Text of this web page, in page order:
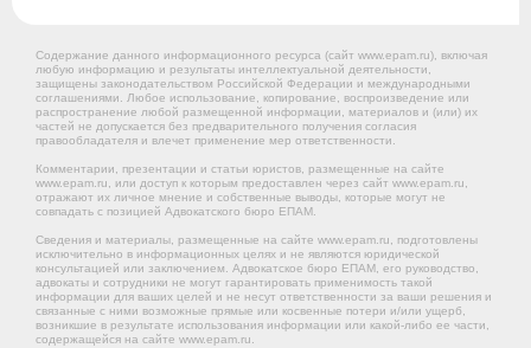
Содержание данного информационного ресурса (сайт www.epam.ru), включая
любую информацию и результаты интеллектуальной деятельности,
защищены законодательством Российской Федерации и международными
соглашениями. Любое использование, копирование, воспроизведение или
распространение любой размещенной информации, материалов и (или) их
частей не допускается без предварительного получения согласия
правообладателя и влечет применение мер ответственности.
Комментарии, презентации и статьи юристов, размещенные на сайте
www.epam.ru, или доступ к которым предоставлен через сайт www.epam.ru,
отражают их личное мнение и собственные выводы, которые могут не
совпадать с позицией Адвокатского бюро ЕПАМ.
Сведения и материалы, размещенные на сайте www.epam.ru, подготовлены
исключительно в информационных целях и не являются юридической
консультацией или заключением. Адвокатское бюро ЕПАМ, его руководство,
адвокаты и сотрудники не могут гарантировать применимость такой
информации для ваших целей и не несут ответственности за ваши решения и
связанные с ними возможные прямые или косвенные потери и/или ущерб,
возникшие в результате использования информации или какой-либо ее части,
содержащейся на сайте www.epam.ru.